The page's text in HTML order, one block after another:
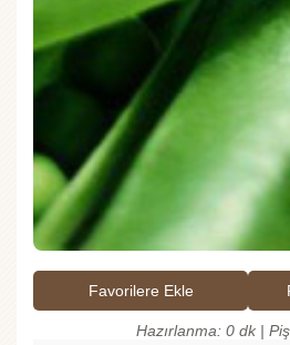
Favorilere Ekle
Hazırlanma: 0 dk |